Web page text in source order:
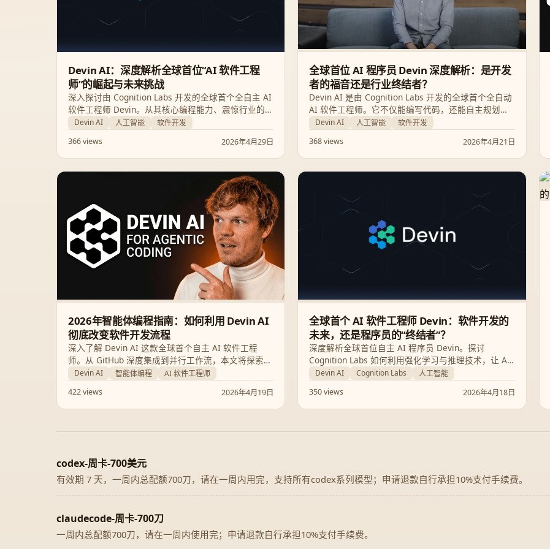
Devin AI：深度解析全球首位“AI 软件工程
师”的崛起与未来挑战
深入探讨由 Cognition Labs 开发的全球首个全自主 AI
软件工程师 Devin。从其核心编程能力、震惊行业的性
能基准，到它对未来开发工作流的深远影响，本文将
为您揭秘这款能够自主规划、调试并学习的新型 AI 代
理。
Devin AI 人工智能
软件开发
366 views
2026年4月29日
全球首位 AI 程序员 Devin 深度解析：是开发
者的福音还是行业终结者？
Devin AI 是由 Cognition Labs 开发的全球首个全自动
AI 软件工程师。它不仅能编写代码，还能自主规划、
Debug 并完成复杂的开发任务。本文将深度解析
Devin 的核心能力、实战表现以及它对软件工程行业的
深远影响。
Devin AI 人工智能
软件开发
368 views
2026年4月21日
2026年智能体编程指南：如何利用 Devin AI
彻底改变软件开发流程
深入了解 Devin AI 这款全球首个自主 AI 软件工程
师。从 GitHub 深度集成到并行工作流，本文将探索它
如何通过自动化测试、PR 管理和自定义技能构建，开
启智能体编程（Agentic Coding）的新纪元。
Devin AI 智能体编程
AI 软件工程师
422 views
2026年4月19日
全球首个 AI 软件工程师 Devin：软件开发的
未来，还是程序员的“终结者”？
深度解析全球首位自主 AI 程序员 Devin。探讨
Cognition Labs 如何利用强化学习与推理技术，让 AI
能够自主完成从网站开发到 Bug 修复的完整工程任
务，并分析其对软件行业未来的深远影响。
Devin AI Cognition Labs
人工智能
350 views
2026年4月18日
codex-周卡-700美元
有效期 7 天，一周内总配额700刀，请在一周内用完，支持所有codex系列模型；申请退款自行承担10%支付手续费。
claudecode-周卡-700刀
一周内总配额700刀，请在一周内使用完；申请退款自行承担10%支付手续费。